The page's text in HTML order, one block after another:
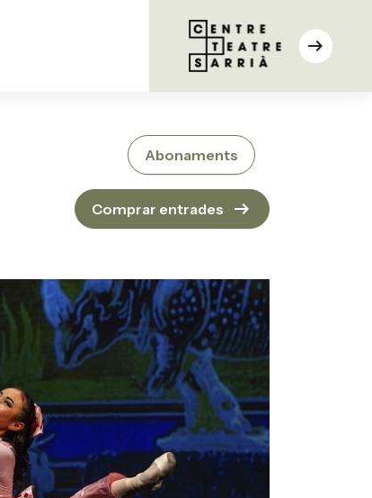
arrow_right_alt
Abonaments
Comprar entrades arrow_right_alt